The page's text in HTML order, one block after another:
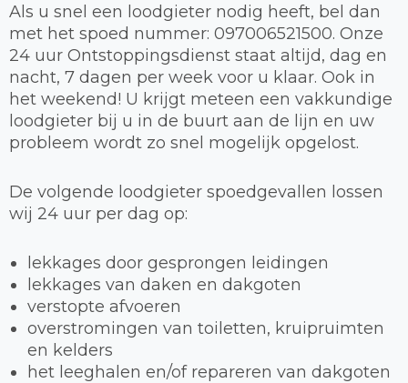
Als u snel een loodgieter nodig heeft, bel dan
met het spoed nummer: 097006521500. Onze
24 uur Ontstoppingsdienst staat altijd, dag en
nacht, 7 dagen per week voor u klaar. Ook in
het weekend! U krijgt meteen een vakkundige
loodgieter bij u in de buurt aan de lijn en uw
probleem wordt zo snel mogelijk opgelost.
De volgende loodgieter spoedgevallen lossen
wij 24 uur per dag op:
lekkages door gesprongen leidingen
lekkages van daken en dakgoten
verstopte afvoeren
overstromingen van toiletten, kruipruimten
en kelders
het leeghalen en/of repareren van dakgoten